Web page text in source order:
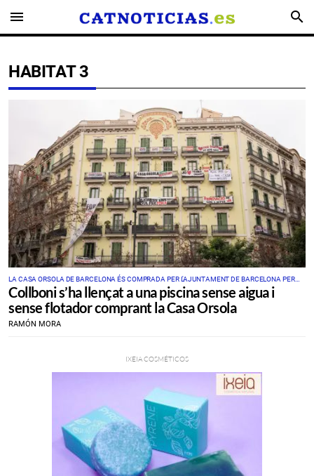
menu search
HABITAT 3
LA CASA ORSOLA DE BARCELONA ÉS COMPRADA PER L'AJUNTAMENT DE BARCELONA PER
9,2 MILIONS D'EUROS AL COSTAT D'HÀBITAT 3
Collboni s’ha llençat a una piscina sense aigua i
sense flotador comprant la Casa Orsola
RAMÓN MORA